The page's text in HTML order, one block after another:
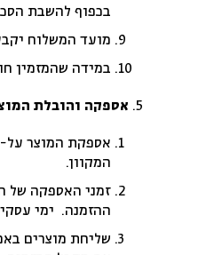
בכפוף להשבת
מועד המשלוח
במידה שהמזמין
אספקה והובלת
אספקת המוצר על-
המקוון.
ההזמנה. ימי
שליחת מוצרים